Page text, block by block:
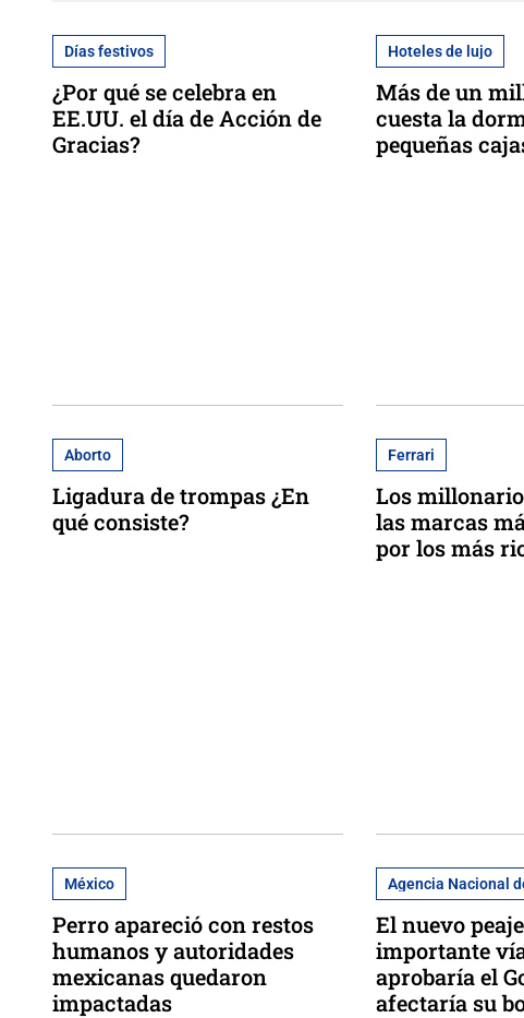
Días festivos
¿Por qué se celebra en
EE.UU. el día de Acción de
Gracias?
Hoteles de lujo
Más de un
cuesta la
pequeñas
Aborto
Ligadura de trompas ¿En
qué consiste?
Ferrari
Los
las marcas
por los más
México
Perro apareció con restos
humanos y autoridades
mexicanas quedaron
impactadas
Agencia Nacional
El nuevo
importante
aprobaría el
afectaría su